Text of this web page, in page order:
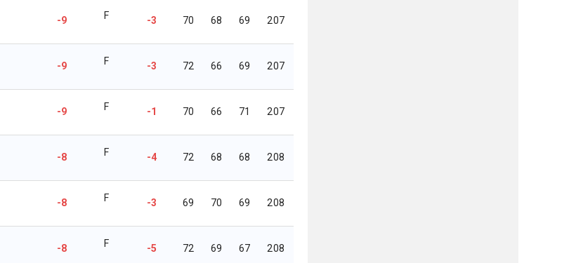
-9 F -3 70 68 69 207
-9 F -3 72 66 69 207
-9 F -1 70 66 71 207
-8 F -4 72 68 68 208
-8 F -3 69 70 69 208
-8 F -5 72 69 67 208